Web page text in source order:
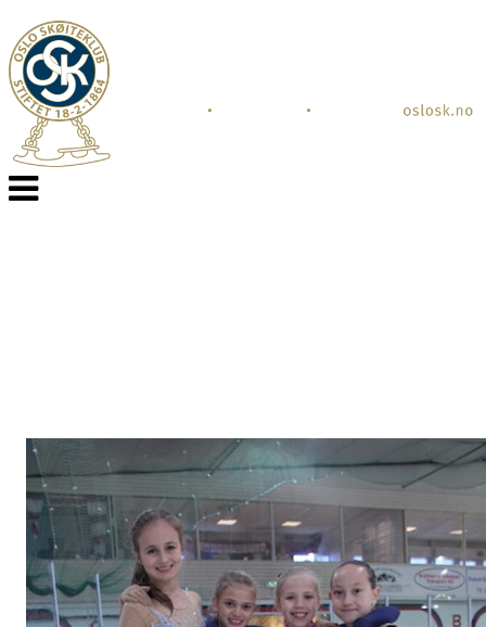
Veksle
navigasjon